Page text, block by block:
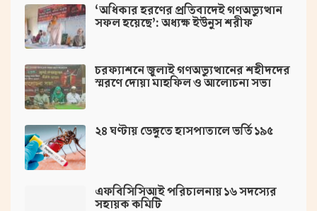
‘অধিকার হরণের প্রতিবাদেই গণঅভ্যুত্থান
সফল হয়েছে’: অধ্যক্ষ ইউনুস শরীফ
চরফ্যাশনে জুলাই গণঅভ্যুত্থানের শহীদদের
স্মরণে দোয়া মাহফিল ও আলোচনা সভা
২৪ ঘণ্টায় ডেঙ্গুতে হাসপাতালে ভর্তি ১৯৫
এফবিসিসিআই পরিচালনায় ১৬ সদস্যের
সহায়ক কমিটি